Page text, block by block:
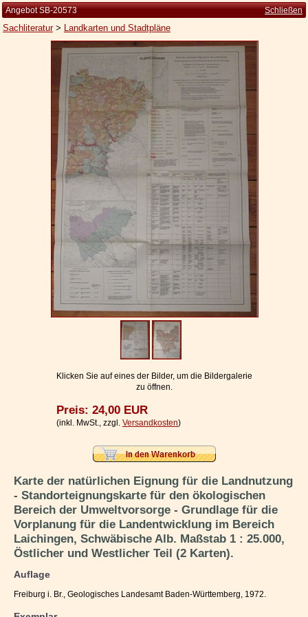
Kleine Kulturgeschichte
Die Brockhaus Auflagen
Die Meyer Auflagen
Zu den Angeboten
Widerrufsbelehrung
Geschäftsbedingungen
Datenschutzerklärung
Ihr Warenkorb
Angebot SB-20573 Schließen
Sachliteratur> Landkarten und Stadtpläne
Klicken Sie auf eines der Bilder, um die Bildergalerie
zu öffnen.
Preis: 24,00 EUR
(inkl. MwSt., zzgl. Versandkosten)
Karte der natürlichen Eignung für die Landnutzung
- Standorteignungskarte für den ökologischen
Bereich der Umweltvorsorge - Grundlage für die
Vorplanung für die Landentwicklung im Bereich
Laichingen, Schwäbische Alb. Maßstab 1 : 25.000,
Östlicher und Westlicher Teil (2 Karten).
Auflage
Freiburg i. Br., Geologisches Landesamt Baden-Württemberg, 1972.